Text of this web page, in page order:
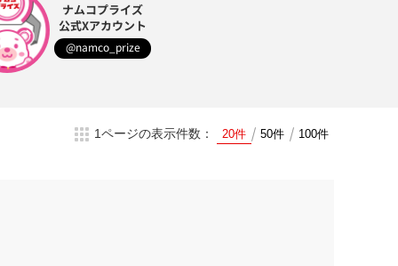
ナムコプライズ
公式Xアカウント
@namco_prize
1ページの表示件数： 20件 50件 100件